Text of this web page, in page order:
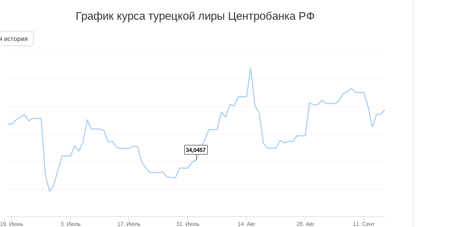
График курса турецкой лиры Центробанка РФ
история
34,0457
19. Июнь 3. Июль 17. Июль 31. Июль 14. Авг 28. Авг 11. Сент